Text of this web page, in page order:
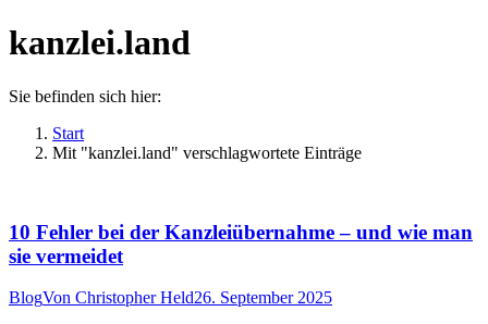
kanzlei.land
Sie befinden sich hier:
Start
Mit "kanzlei.land" verschlagwortete Einträge
10 Fehler bei der Kanzleiübernahme – und wie man
sie vermeidet
BlogVon Christopher Held26. September 2025